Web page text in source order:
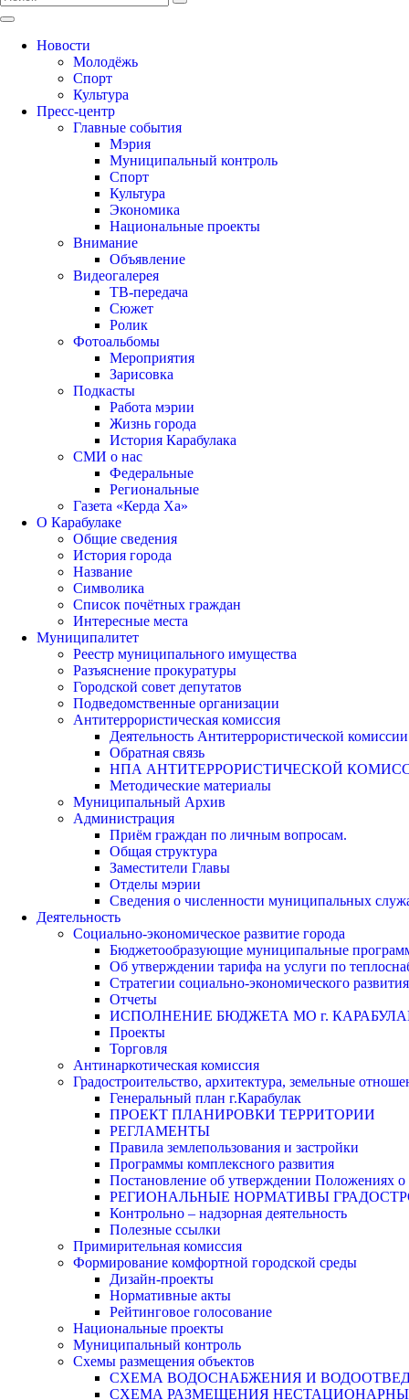
Новости
Молодёжь
Спорт
Культура
Пресс-центр
Главные события
Мэрия
Муниципальный контроль
Спорт
Культура
Экономика
Национальные проекты
Внимание
Объявление
Видеогалерея
ТВ-передача
Сюжет
Ролик
Фотоальбомы
Мероприятия
Зарисовка
Подкасты
Работа мэрии
Жизнь города
История Карабулака
СМИ о нас
Федеральные
Региональные
Газета «Керда Ха»
О Карабулаке
Общие сведения
История города
Название
Символика
Список почётных граждан
Интересные места
Муниципалитет
Реестр муниципального имущества
Разъяснение прокуратуры
Городской совет депутатов
Подведомственные организации
Антитеррористическая комиссия
Деятельность Антитеррористической комиссии
Обратная связь
НПА АНТИТЕРРОРИСТИЧЕСКОЙ
Методические материалы
Муниципальный Архив
Администрация
Приём граждан по личным вопросам.
Общая структура
Заместители Главы
Отделы мэрии
Сведения о численности муниципальных
Деятельность
Социально-экономическое развитие города
Бюджетообразующие муниципальные
Об утверждении тарифа на услуги по
Стратегии социально-экономического развития
Отчеты
ИСПОЛНЕНИЕ БЮДЖЕТА МО г.
Проекты
Торговля
Антинаркотическая комиссия
Градостроительство, архитектура, земельные
Генеральный план г.Карабулак
ПРОЕКТ ПЛАНИРОВКИ ТЕРРИТОРИИ
РЕГЛАМЕНТЫ
Правила землепользования и застройки
Программы комплексного развития
Постановление об утверждении Положениях о
РЕГИОНАЛЬНЫЕ НОРМАТИВЫ
Контрольно – надзорная деятельность
Полезные ссылки
Примирительная комиссия
Формирование комфортной городской среды
Дизайн-проекты
Нормативные акты
Рейтинговое голосование
Национальные проекты
Муниципальный контроль
Схемы размещения объектов
СХЕМА ВОДОСНАБЖЕНИЯ И
СХЕМА РАЗМЕЩЕНИЯ